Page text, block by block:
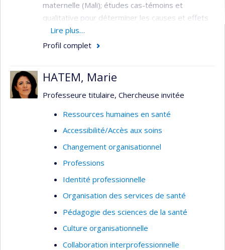
maternelle (Mali); études cas-témoins et
qualitative pour déterminer les causes et effets
du délai à consulter les services de santé lors de
complications obstétricales (Mali); essai contrôlé
soins obstétricaux sur la mortalité maternelle et
mesure de la satisfaction et motivation du
Déterminants de la santé; pays en
développement; évaluation et organisation des
services de santé; ressources humaines.
Lire plus…
Profil complet
HATEM, Marie
Professeure titulaire, Chercheuse invitée
Ressources humaines en santé
Accessibilité/Accès aux soins
Changement organisationnel
Professions
Identité professionnelle
Organisation des services de santé
Pédagogie des sciences de la santé
Culture organisationnelle
Collaboration interprofessionnelle